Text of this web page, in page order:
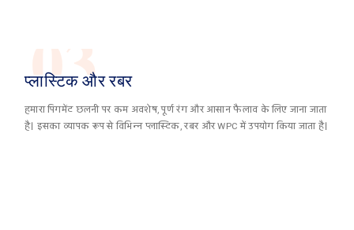
03
प्लास्टिक और रबर
हमारा पिगमेंट छलनी पर कम अवशेष, पूर्ण रंग और आसान फैलाव के लिए जाना जाता
है। इसका व्यापक रूप से विभिन्न प्लास्टिक, रबर और WPC में उपयोग किया जाता है।